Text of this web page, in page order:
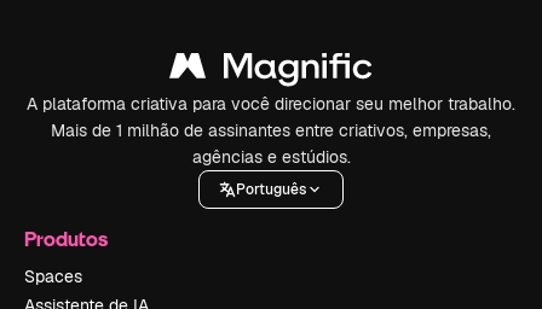
A plataforma criativa para você direcionar seu melhor trabalho.
Mais de 1 milhão de assinantes entre criativos, empresas,
agências e estúdios.
Português
Produtos
Spaces